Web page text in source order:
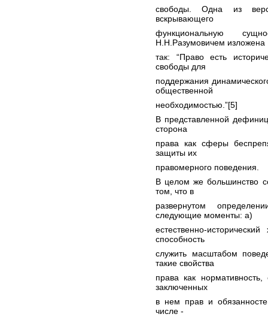
свободы. Одна из
вскрывающего
функциональную
Н.Н.Разумовичем изложена
так: “Право есть
свободы для
поддержания
общественной
необходимостью.”[5]
В представленной
сторона
права как сферы
защиты их
правомерного поведения.
В целом же большинство
том, что в
развернутом
следующие моменты: а)
естественно-
способность
служить масштабом
такие свойства
права как нормативность,
заключенных
в нем прав и
числе -